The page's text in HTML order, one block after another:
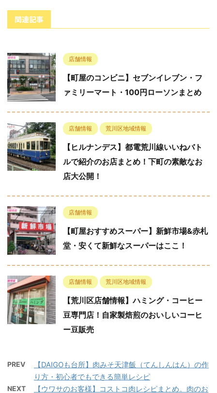
関連記事
店舗情報
【町屋のコンビニ】セブンイレブン・フ
ァミリーマート・100円ローソンまとめ
店舗情報 荒川区地域情報
【ヒルナンデス】都電荒川線いいねバト
ルで紹介のお店まとめ！下町の素敵なお
店大公開！
店舗情報
【町屋おすすめスーパー】新鮮市場&赤札
堂・安くて新鮮なスーパーはここ！
店舗情報 荒川区地域情報
【荒川区店舗情報】ハミング・コーヒー
豆専門店！自家製焙煎のおいしいコーヒ
ー豆販売
PREV
【DAIGOも台所】肉みそ天津飯（てんしんはん）の作
り方・初心者でもできる簡単レシピ
NEXT
【ウワサのお客様】コストコ肉レシピまとめ。肉のお